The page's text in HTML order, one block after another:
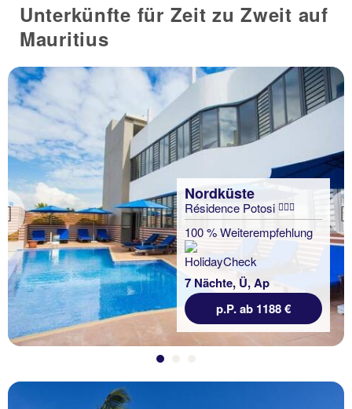
Unterkünfte für Zeit zu Zweit auf
Mauritius
Previous
Nordküste
Résidence Potosi
100 % Weiterempfehlung
7 Nächte, Ü, Ap
p.P. ab 1188 €